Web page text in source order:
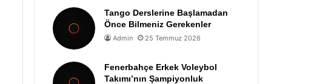
Tango Derslerine Başlamadan
Önce Bilmeniz Gerekenler
Admin 25 Temmuz 2026
Fenerbahçe Erkek Voleybol
Takımı’nın Şampiyonluk